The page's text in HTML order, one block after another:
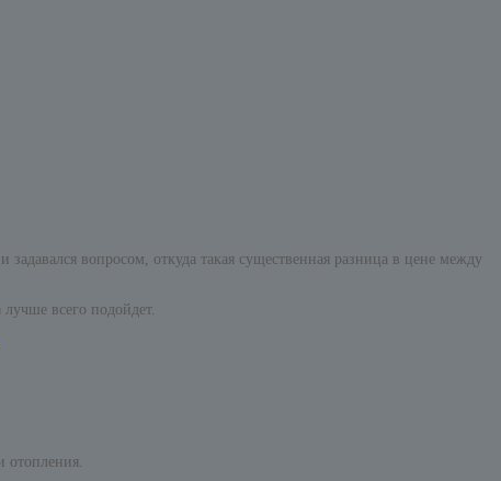
вопросом, откуда такая существенная разница в цене между
всего подойдет.
отопления.